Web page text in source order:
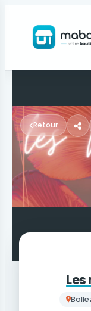
Retour